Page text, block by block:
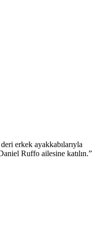
erkek ayakkabılarıyla
Ruffo ailesine katılın.”